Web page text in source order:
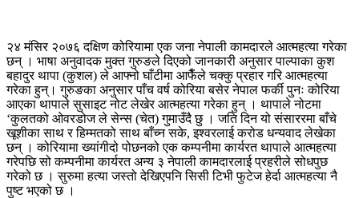
२४ मंसिर २०७६ दक्षिण कोरियामा एक जना नेपाली कामदारले आत्महत्या गरेका
छन् । भाषा अनुवादक मुक्त गुरुङले दिएको जानकारी अनुसार पाल्पाका कुश
बहादुर थापा (कुशल) ले आफ्नो घाँटीमा आफैँले चक्कु प्रहार गरि आत्महत्या
गरेका हुन्। गुरुङका अनुसार पाँच वर्ष कोरिया बसेर नेपाल फर्की पुनः कोरिया
आएका थापाले सुसाइट नोट लेखेर आत्महत्या गरेका हुन् । थापाले नोटमा
‘कुलतको ओवरडोज ले सेन्स (चेत) गुमाउँदै छु । जति दिन यो संसाररमा बाँचे
खूशीका साथ र हिम्मतको साथ बाँच्न सके, इश्वरलाई करोड धन्यवाद लेखेका
छन् । कोरियामा ख्यांगीदो पोछनको एक कम्पनीमा कार्यरत थापाले आत्महत्या
गरेपछि सो कम्पनीमा कार्यरत अन्य ३ नेपाली कामदारलाई प्रहरीले सोधपुछ
गरेको छ । सुरुमा हत्या जस्तो देखिएपनि सिसी टिभी फुटेज हेर्दा आत्महत्या नै
पुष्ट भएको छ ।